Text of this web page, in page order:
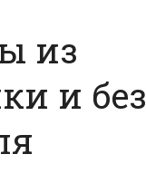
из
и без